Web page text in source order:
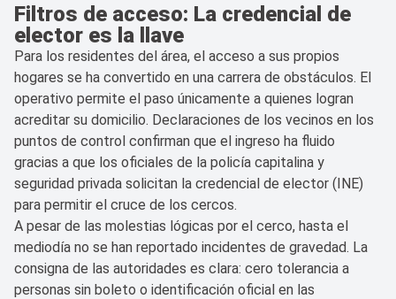
Filtros de acceso: La credencial de
elector es la llave
Para los residentes del área, el acceso a sus propios
hogares se ha convertido en una carrera de obstáculos. El
operativo permite el paso únicamente a quienes logran
acreditar su domicilio. Declaraciones de los vecinos en los
puntos de control confirman que el ingreso ha fluido
gracias a que los oficiales de la policía capitalina y
seguridad privada solicitan la credencial de elector (INE)
para permitir el cruce de los cercos.
A pesar de las molestias lógicas por el cerco, hasta el
mediodía no se han reportado incidentes de gravedad. La
consigna de las autoridades es clara: cero tolerancia a
personas sin boleto o identificación oficial en las